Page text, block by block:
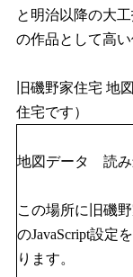
と明治以降の大
の作品として高い
旧磯野家住宅 地
住宅です）
地図データ 読み
この場所に旧磯
のJavaScript設定
ります。